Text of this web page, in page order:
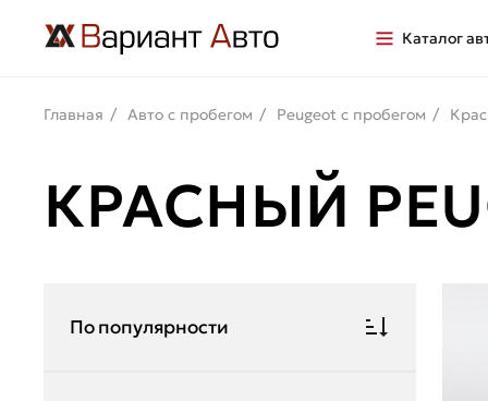
Каталог
Главная Авто с пробегом Peugeot с пробегом
КРАСНЫЙ
По популярности